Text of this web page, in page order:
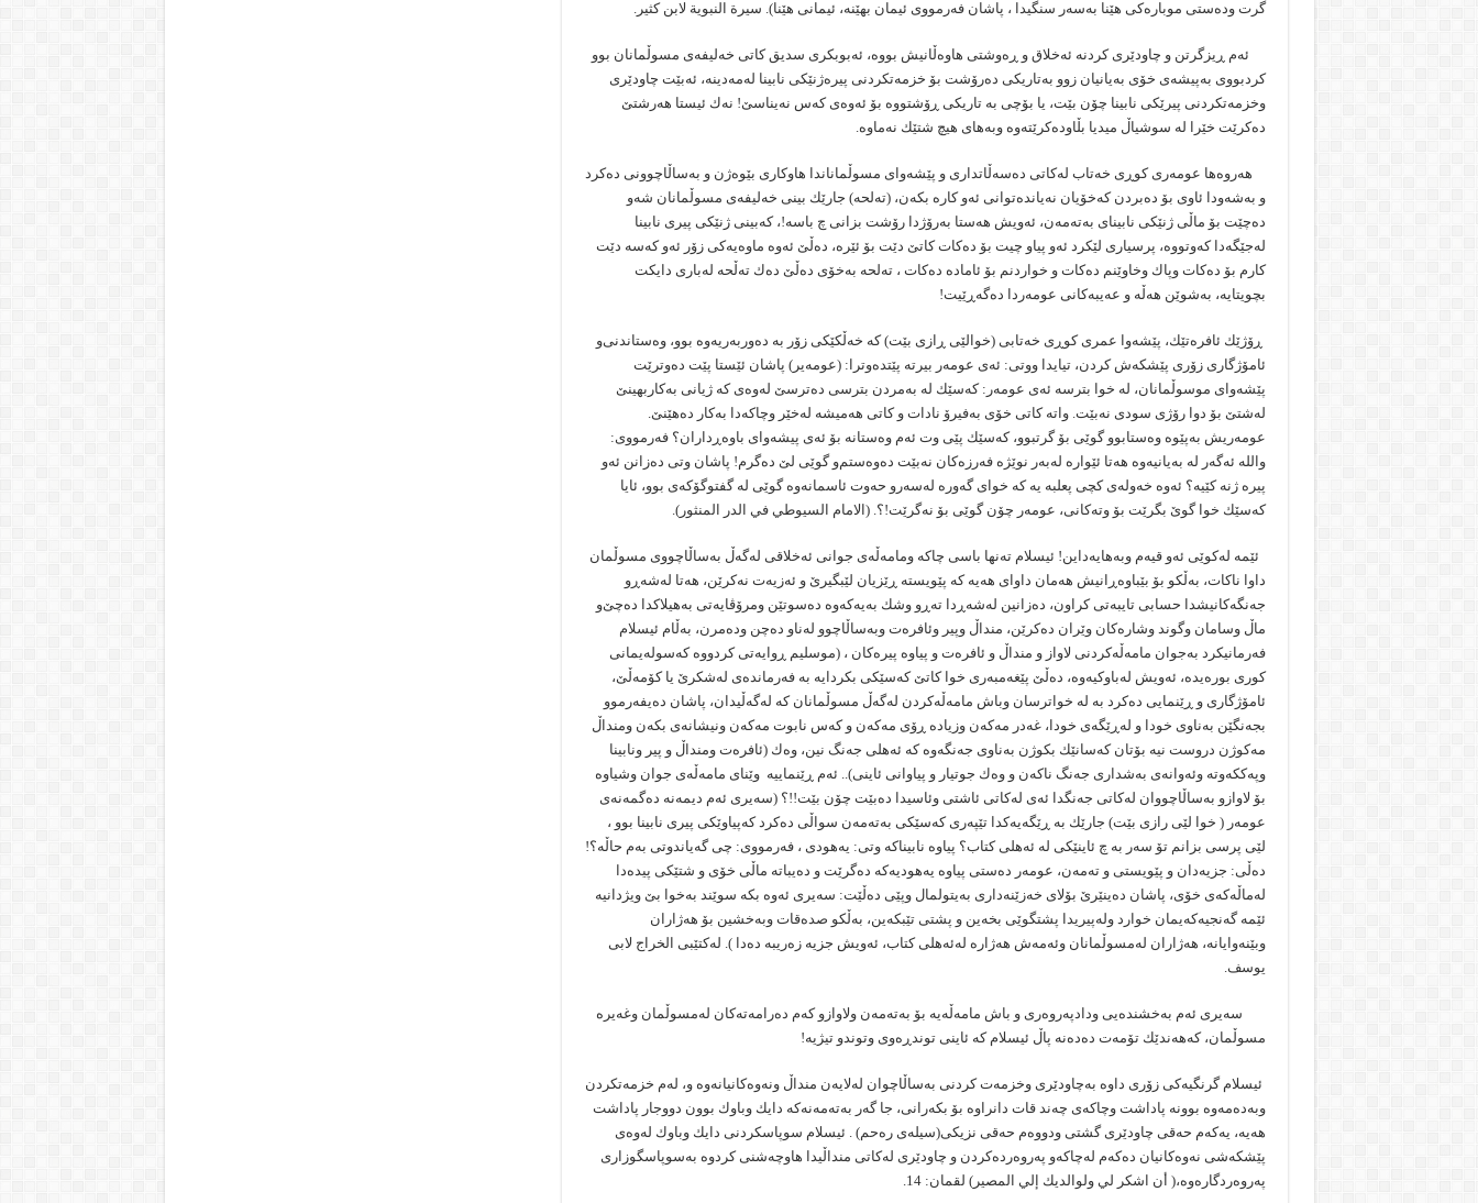
گرت ودەستی موبارەكی هێنا بەسەر سنگیدا ، پاشان فەرمووی ئیمان بهێنە، ئیمانی هێنا). سیرة النبویة لابن كثیر.
ئەم ڕیزگرتن و چاودێری كردنە ئەخلاق و ڕەوشتی هاوەڵانیش بووە، ئەبوبكری سدیق كاتی خەلیفەی مسوڵمانان بوو
كردبووی بەپیشەی خۆی بەیانیان زوو بەتاریكی دەرۆشت بۆ خزمەتكردنی پیرەژنێكی نابینا لەمەدینە، ئەبێت چاودێری
وخزمەتكردنی پیرێكی نابینا چۆن بێت، یا بۆچی بە تاریكی ڕۆشتووە بۆ ئەوەی كەس نەیناسێ‌! نەك ئیستا هەرشتێ‌
دەكرێت خێرا لە سوشیاڵ میدیا بڵاودەكرێتەوە وبەهای هیچ شتێك نەماوە.
هەروەها عومەری كوڕی خەتاب لەكاتی دەسەڵاتداری و پێشەوای مسوڵماناندا هاوكاری بێوەژن و بەساڵاچوونی دەكرد
و بەشەودا ئاوی بۆ دەبردن كەخۆیان نەیاندەتوانی ئەو كارە بكەن، (تەلحە) جارێك بینی خەلیفەی مسوڵمانان شەو
دەچێت بۆ ماڵی ژنێكی نابینای بەتەمەن، ئەویش هەستا بەرۆژدا رۆشت بزانی چ باسە!، كەبینی ژنێكی پیری نابینا
لەجێگەدا كەوتووە، پرسیاری لێكرد ئەو پیاو چیت بۆ دەكات كاتێ‌ دێت بۆ ئێرە، دەڵێ‌ ئەوە ماوەیەكی زۆر ئەو كەسە دێت
كارم بۆ دەكات وپاك وخاوێنم دەكات و خواردنم بۆ ئامادە دەكات ، تەلحە بەخۆی دەڵێ‌ دەك تەڵحە لەباری دایكت
بچویتایە، بەشوێن هەڵە و عەیبەكانی عومەردا دەگەڕێیت!
ڕۆژێك ئافرەتێك، پێشەوا عمری كوڕی خەتابی (خوالێی ڕازی بێت) كە خەڵكێكی زۆر بە دەوربەریەوە بوو، وەستاندنی‌و
ئامۆژگاری زۆری پێشكەش كردن، تیایدا ووتی: ئەی عومەر بیرتە پێتدەوترا: (عومەیر) پاشان ئێستا پێت دەوترێت
پێشەوای موسوڵمانان، لە خوا بترسە ئەی عومەر: كەسێك لە بەمردن بترسی دەترسێ‌ لەوەی كە ژیانی بەكاربهینێ‌
لەشتێ‌ بۆ دوا رۆژی سودی نەبێت. واتە كاتی خۆی بەفیرۆ نادات و كاتی هەمیشە لەخێر وچاكەدا بەكار دەهێنێ‌.
عومەریش بەپێوە وەستابوو گوێی بۆ گرتبوو، كەسێك پێی وت ئەم وەستانە بۆ ئەی پیشەوای باوەڕداران؟ فەرمووی:
والله ئەگەر لە بەیانیەوە هەتا ئێوارە لەبەر نوێژە فەرزەكان نەبێت دەوەستم‌و گوێی لێ‌ دەگرم! پاشان وتی دەزانن ئەو
پیرە ژنە كێیە؟ ئەوە خەولەی كچی پعلبه یە كە خوای گەورە لەسەرو حەوت ئاسمانەوە گوێی لە گفتوگۆكەی بوو، ئایا
كەسێك خوا گوێ بگرێت بۆ وتەكانی، عومەر چۆن گوێی بۆ نەگرێت!؟. (الامام السیوطي في الدر المنثور).
ئێمە لەكوێی ئەو قیەم وبەهایەداین! ئیسلام تەنها باسی چاكە ومامەڵەی جوانی ئەخلاقی لەگەڵ بەساڵاچووی مسوڵمان
داوا ناكات، بەڵكو بۆ بێباوەڕانیش هەمان داوای هەیە كە پێویستە ڕێزیان لێبگیرێ‌ و ئەزیەت نەكرێن، هەتا لەشەڕو
جەنگەكانیشدا حسابی تایبەتی كراون، دەزانین لەشەڕدا تەڕو وشك بەیەكەوە دەسوتێن ومرۆڤایەتی بەهیلاكدا دەچێ‌‌و
ماڵ وسامان وگوند وشارەكان وێران دەكرێن، منداڵ وپیر وئافرەت وبەساڵاچوو لەناو دەچن ودەمرن، بەڵام ئیسلام
فەرمانیكرد بەجوان مامەڵەكردنی لاواز و منداڵ و ئافرەت و پیاوە پیرەكان ، (موسلیم ڕوایەتی كردووە كەسولەیمانی
كوری بورەیدە، ئەویش لەباوكیەوە، دەڵێ‌ پێغەمبەری خوا كاتێ‌ كەسێكی بكردایە بە فەرماندەی لەشكرێ‌ یا كۆمەڵێ‌،
ئامۆژگاری و ڕێنمایی دەكرد بە لە خواترسان وباش مامەڵەكردن لەگەڵ مسوڵمانان كە لەگەڵیدان، پاشان دەیفەرموو
بجەنگێن بەناوی خودا و لەڕێگەی خودا، غەدر مەكەن وزیادە ڕۆی مەكەن و كەس نابوت مەكەن ونیشانەی بكەن ومنداڵ
مەكوژن دروست نیە بۆتان كەسانێك بكوژن بەناوی جەنگەوە كە ئەهلی جەنگ نین، وەك (ئافرەت ومنداڵ و پیر ونابینا
وپەككەوتە وئەوانەی بەشداری جەنگ ناكەن و وەك جوتیار و پیاوانی ئاینی).. ئەم ڕێنماییە وێنای مامەڵەی جوان وشیاوە
بۆ لاوازو بەساڵاچووان لەكاتی جەنگدا ئەی لەكاتی ئاشتی وئاسیدا دەبێت چۆن بێت!!؟ (سەیری ئەم دیمەنە دەگمەنەی
عومەر ( خوا لێی رازی بێت) جارێك بە ڕێگەیەكدا تێپەری كەسێكی بەتەمەن سواڵی دەكرد كەپیاوێكی پیری نابینا بوو ،
لێی پرسی بزانم تۆ سەر بە چ ئاینێكی لە ئەهلی كتاب؟ پیاوە نابیناكە وتی: یەهودی ، فەرمووی: چی گەیاندوتی بەم حاڵە؟!
دەڵی: جزیەدان و پێویستی و تەمەن، عومەر دەستی پیاوە یەهودیەكە دەگرێت و دەیباتە ماڵی خۆی و شتێكی پیدەدا
لەماڵەكەی خۆی، پاشان دەینێرێ‌ بۆلای خەزێنەداری بەیتولمال وپێی دەڵێت: سەیری ئەوە بكە سوێند بەخوا بێ ویژدانیە
ئێمە گەنجیەكەیمان خوارد ولەپیریدا پشتگوێی بخەین و پشتی تێبكەین، بەڵكو صدەقات وبەخشین بۆ هەژاران
وبێنەوایانە، هەژاران لەمسوڵمانان وئەمەش هەژارە لەئەهلی كتاب، ئەویش جزیە زەریبە دەدا ). لەكتێبی الخراج لابی
یوسف.
سەیری ئەم بەخشندەیی ودادپەروەری و باش مامەڵەیە بۆ بەتەمەن ولاوازو كەم دەرامەتەكان لەمسوڵمان وغەیرە
مسوڵمان، كەهەندێك تۆمەت دەدەنە پاڵ ئیسلام كە ئاینی توندڕەوی وتوندو تیژیە!
ئیسلام گرنگیەكی زۆری داوە بەچاودێری وخزمەت كردنی بەساڵاچوان لەلایەن منداڵ ونەوەكانیانەوە و، لەم خزمەتكردن
وبەدەمەوە بوونە پاداشت وچاكەی چەند قات دانراوە بۆ بكەرانی، جا گەر بەتەمەنەكە دایك وباوك بوون دووجار پاداشت
هەیە، یەكەم حەقی چاودێری گشتی ودووەم حەقی نزیكی(سیلەی رەحم) . ئیسلام سوپاسكردنی دایك وباوك لەوەی
پێشكەشی نەوەكانیان دەكەم لەچاكەو پەروەردەكردن و چاودێری لەكاتی منداڵیدا هاوچەشنی كردوە بەسوپاسگوزاری
پەروەردگارەوە،( أن اشكر لي ولوالديك إلي المصير) لقمان: 14.